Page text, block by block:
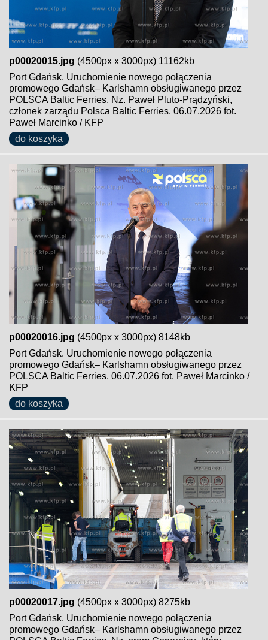
p00020015.jpg (4500px x 3000px) 11162kb
Port Gdańsk. Uruchomienie nowego połączenia
promowego Gdańsk– Karlshamn obsługiwanego przez
POLSCA Baltic Ferries. Nz. Paweł Pluto-Prądzyński,
członek zarządu Polsca Baltic Ferries. 06.07.2026 fot.
Paweł Marcinko / KFP
do koszyka
p00020016.jpg (4500px x 3000px) 8148kb
Port Gdańsk. Uruchomienie nowego połączenia
promowego Gdańsk– Karlshamn obsługiwanego przez
POLSCA Baltic Ferries. 06.07.2026 fot. Paweł Marcinko /
KFP
do koszyka
p00020017.jpg (4500px x 3000px) 8275kb
Port Gdańsk. Uruchomienie nowego połączenia
promowego Gdańsk– Karlshamn obsługiwanego przez